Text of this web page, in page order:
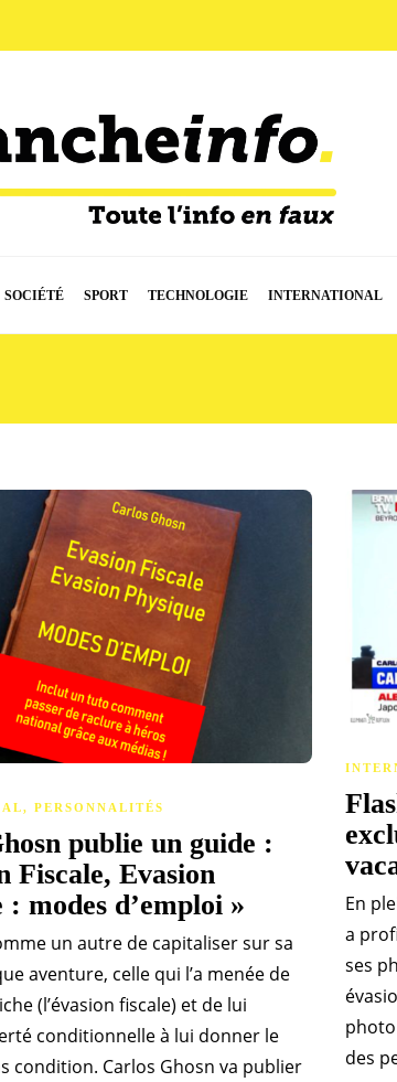
SOCIÉTÉ SPORT TECHNOLOGIE INTERNATIONAL
, PERSONNALITÉS
publie un guide :
Fiscale, Evasion
: modes d’emploi »
un autre de capitaliser sur sa
aventure, celle qui l’a menée de
(l’évasion fiscale) et de lui
conditionnelle à lui donner le
condition. Carlos Ghosn va publier
En
a
ses
photo
des